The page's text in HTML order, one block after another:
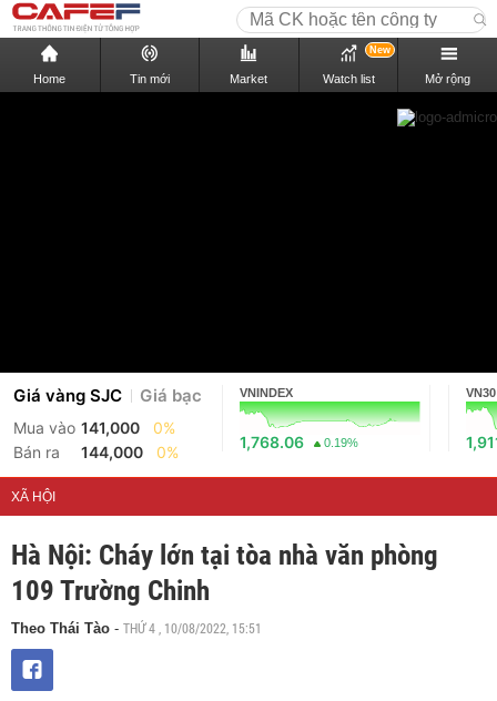
Home Tin mới Market Watch list
New
Mở rộng
Giá vàng SJC Giá bạc
Mua vào 141,000
0%
Bán ra
144,000 0%
VNINDEX
1,768.06 0.19%
VN30
XÃ HỘI
Hà Nội: Cháy lớn tại tòa nhà văn phòng
109 Trường Chinh
Theo Thái Tào - THỨ 4 , 10/08/2022, 15:51